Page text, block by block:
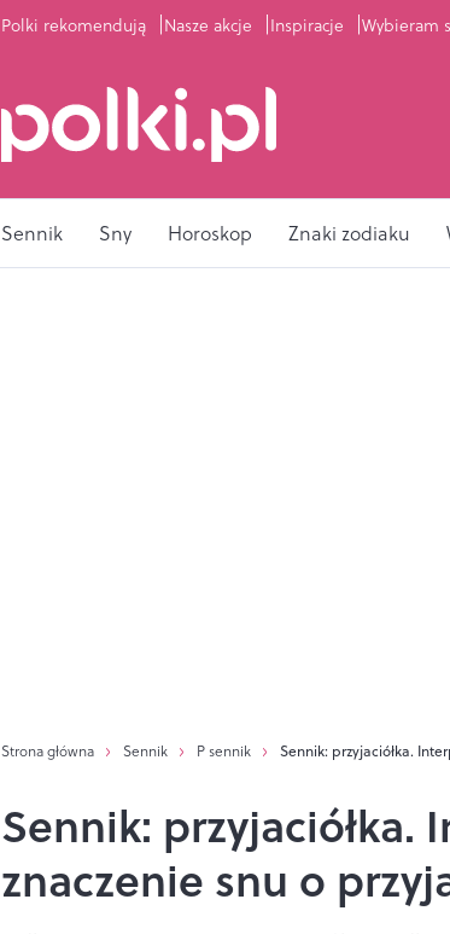
Polki rekomendują Nasze akcje Inspiracje Wybieram
Sennik Sny Horoskop Znaki zodiaku
Strona główna Sennik P sennik Sennik: przyjaciółka.
Sennik: przyjaciółka.
znaczenie snu o